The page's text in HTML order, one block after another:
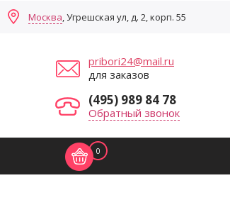
Москва, Угрешская ул, д. 2, корп. 55
pribori24@mail.ru
для заказов
(495) 989 84 78
Обратный звонок
0